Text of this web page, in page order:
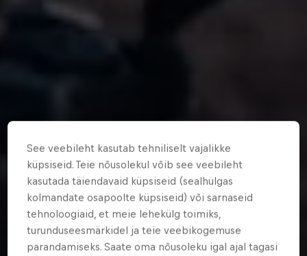
See veebileht kasutab tehniliselt vajalikke
küpsiseid. Teie nõusolekul võib see veebileht
kasutada täiendavaid küpsiseid (sealhulgas
kolmandate osapoolte küpsiseid) või sarnaseid
tehnoloogiaid, et meie lehekülg toimiks,
turunduseesmärkidel ja teie veebikogemuse
parandamiseks. Saate oma nõusoleku igal ajal tagasi